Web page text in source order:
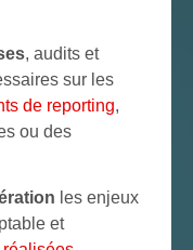
, audits et
sur les
de reporting,
ou des
les enjeux
et